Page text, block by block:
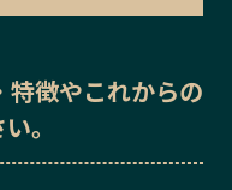
特徴やこれからの
。